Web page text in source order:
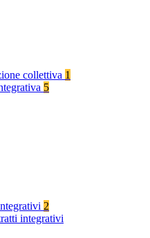
collettiva 1
5
2
integrativi